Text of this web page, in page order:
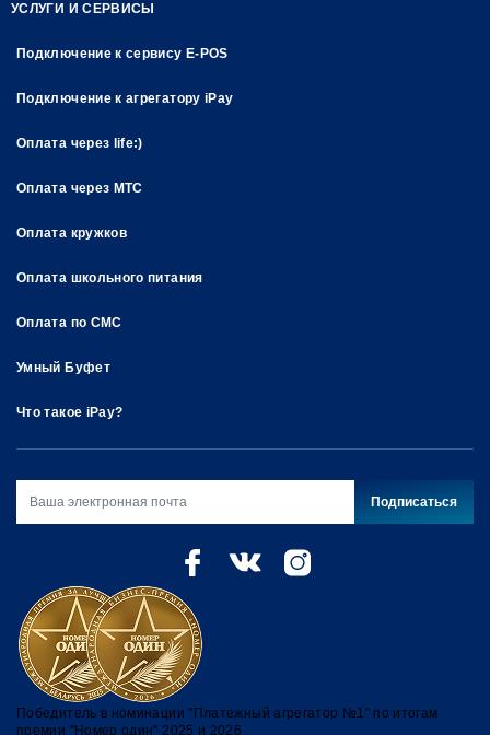
УСЛУГИ И СЕРВИСЫ
Подключение к сервису E-POS
Подключение к агрегатору iPay
Оплата через life:)
Оплата через МТС
Оплата кружков
Оплата школьного питания
Оплата по СМС
Умный Буфет
Что такое iPay?
Подписаться
Победитель в номинации "Платежный агрегатор №1" по итогам
премии "Номер один" 2025 и 2026